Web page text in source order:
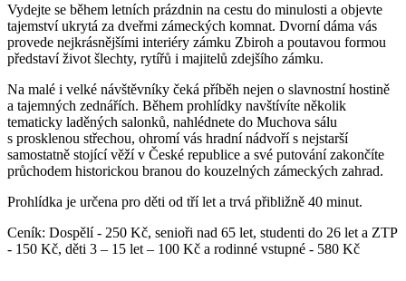
Vydejte se během letních prázdnin na cestu do minulosti a objevte
tajemství ukrytá za dveřmi zámeckých komnat. Dvorní dáma vás
provede nejkrásnějšími interiéry zámku Zbiroh a poutavou formou
představí život šlechty, rytířů i majitelů zdejšího zámku.
Na malé i velké návštěvníky čeká příběh nejen o slavnostní hostině
a tajemných zednářích. Během prohlídky navštívíte několik
tematicky laděných salonků, nahlédnete do Muchova sálu
s prosklenou střechou, ohromí vás hradní nádvoří s nejstarší
samostatně stojící věží v České republice a své putování zakončíte
průchodem historickou branou do kouzelných zámeckých zahrad.
Prohlídka je určena pro děti od tří let a trvá přibližně 40 minut.
Ceník: Dospělí - 250 Kč, senioři nad 65 let, studenti do 26 let a ZTP
- 150 Kč, děti 3 – 15 let – 100 Kč a rodinné vstupné - 580 Kč